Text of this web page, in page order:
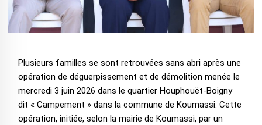
Plusieurs familles se sont retrouvées sans abri après une
opération de déguerpissement et de démolition menée le
mercredi 3 juin 2026 dans le quartier Houphouët-Boigny
dit « Campement » dans la commune de Koumassi. Cette
opération, initiée, selon la mairie de Koumassi, par un